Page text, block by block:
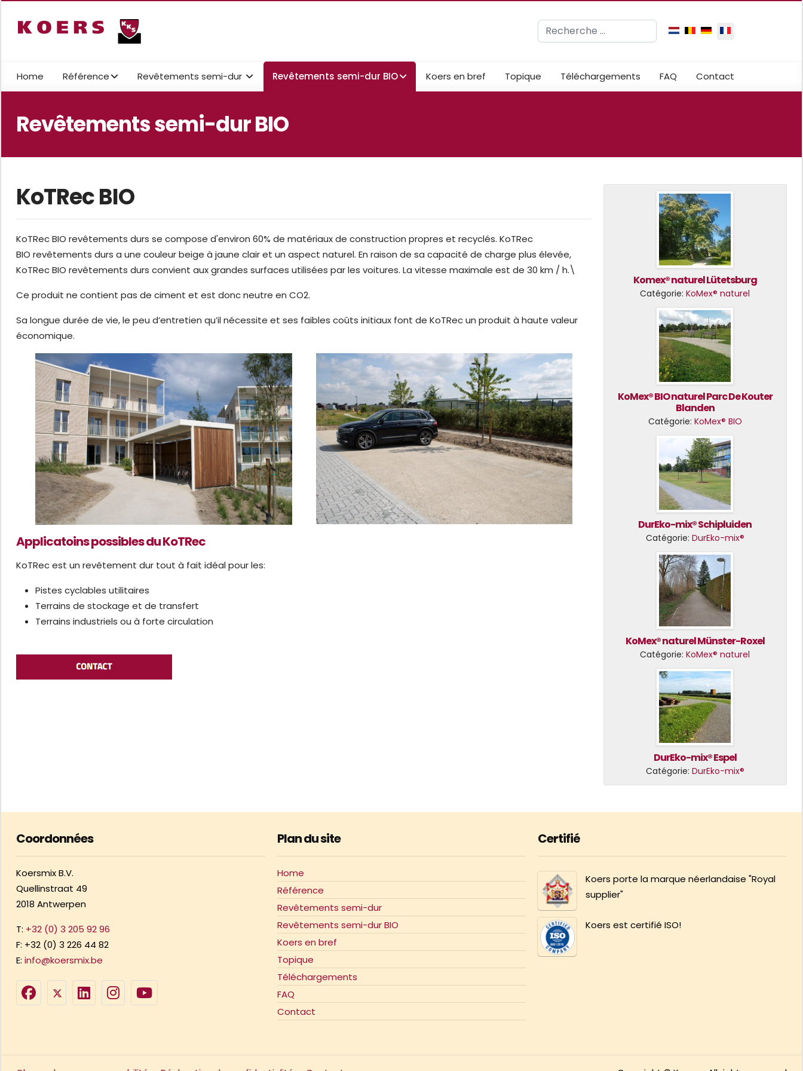
Rechercher Sélectionnez votre langue
Home Référence Revêtements semi-dur Revêtements semi-dur BIO Koers en bref Topique Téléchargements FAQ Contact
Revêtements semi-dur BIO
KoTRec BIO
KoTRec BIO revêtements durs se compose d'environ 60% de matériaux de construction propres et recyclés. KoTRec
BIO revêtements durs a une couleur beige à jaune clair et un aspect naturel. En raison de sa capacité de charge plus élevée,
KoTRec BIO revêtements durs convient aux grandes surfaces utilisées par les voitures. La vitesse maximale est de 30 km / h.\
Ce produit ne contient pas de ciment et est donc neutre en CO2.
Sa longue durée de vie, le peu d’entretien qu’il nécessite et ses faibles coûts initiaux font de KoTRec un produit à haute valeur
économique.
Applicatoins possibles du KoTRec
KoTRec est un revêtement dur tout à fait idéal pour les:
Pistes cyclables utilitaires
Terrains de stockage et de transfert
Terrains industriels ou à forte circulation
Komex® naturel Lütetsburg
Catégorie:KoMex® naturel
KoMex® BIO naturel Parc De Kouter
Blanden
Catégorie: KoMex® BIO
DurEko-mix® Schipluiden
Catégorie: DurEko-mix®
KoMex® naturel Münster-Roxel
Catégorie:KoMex® naturel
DurEko-mix® Espel
Catégorie: DurEko-mix®
Coordonnées
Koersmix B.V.
Quellinstraat 49
2018 Antwerpen
T: +32 (0) 3 205 92 96
F: +32 (0) 3 226 44 82
E: info@koersmix.be
Plan du site
Home
Référence
Revêtements semi-dur
Revêtements semi-dur BIO
Koers en bref
Topique
Téléchargements
FAQ
Contact
Certifié
Koers porte la marque néerlandaise "Royal
supplier"
Koers est certifié ISO!